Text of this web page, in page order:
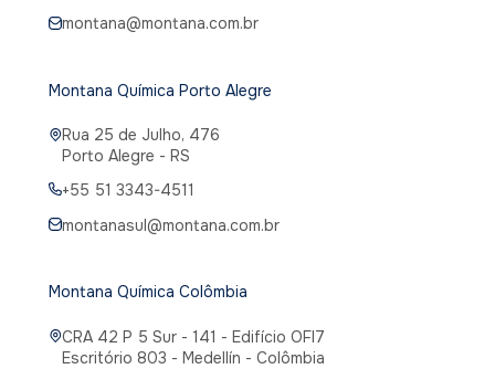
montana@montana.com.br
Montana Química Porto Alegre
Rua 25 de Julho, 476
Porto Alegre - RS
+55 51 3343-4511
montanasul@montana.com.br
Montana Química Colômbia
CRA 42 P 5 Sur - 141 - Edifício OFI7
Escritório 803 - Medellín - Colômbia